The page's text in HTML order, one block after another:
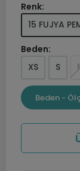
Renk:
15 FUJYA
Beden:
XS
S
Beden -